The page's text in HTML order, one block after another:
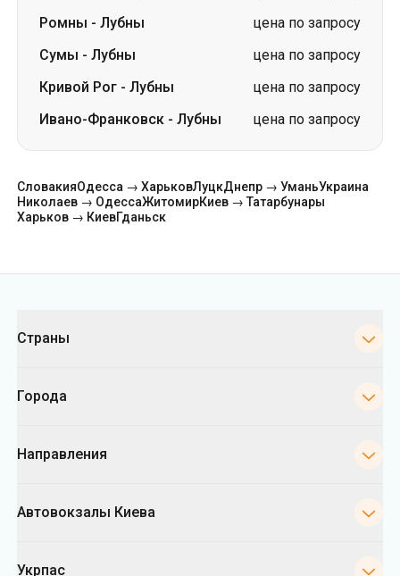
Ромны - Лубны
цена по запросу
Сумы - Лубны
цена по запросу
Кривой Рог - Лубны
цена по запросу
Ивано-Франковск - Лубны цена по запросу
СловакияОдесса → ХарьковЛуцкДнепр → УманьУкраина
Николаев → ОдессаЖитомирКиев → Татарбунары
Харьков → КиевГданьск
Страны
Города
Направления
Автовокзалы Киева
Укрпас